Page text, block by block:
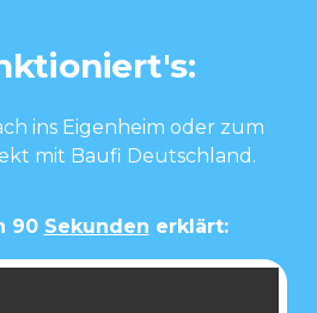
ins Eigenheim oder zum
mit Baufi Deutschland.
90 Sekunden erklärt: